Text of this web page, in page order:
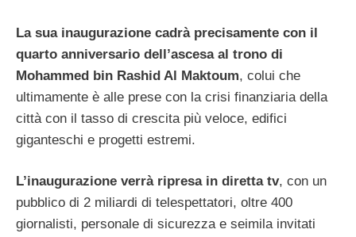
La sua inaugurazione cadrà precisamente con il
quarto anniversario dell’ascesa al trono di
Mohammed bin Rashid Al Maktoum, colui che
ultimamente è alle prese con la crisi finanziaria della
città con il tasso di crescita più veloce, edifici
giganteschi e progetti estremi.
L’inaugurazione verrà ripresa in diretta tv, con un
pubblico di 2 miliardi di telespettatori, oltre 400
giornalisti, personale di sicurezza e seimila invitati